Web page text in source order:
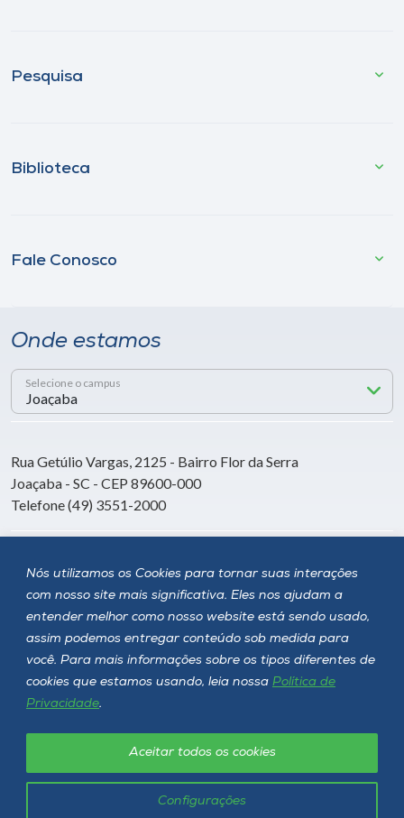
Nós utilizamos os Cookies para tornar suas interações
com nosso site mais significativa. Eles nos ajudam a
entender melhor como nosso website está sendo usado,
assim podemos entregar conteúdo sob medida para
você. Para mais informações sobre os tipos diferentes de
cookies que estamos usando, leia nossa Política de
Privacidade.
Configurações
Aceitar todos os cookies
Pesquisa
Biblioteca
Fale Conosco
Onde estamos
Selecione o campus
Rua Getúlio Vargas, 2125 - Bairro Flor da Serra
Joaçaba - SC - CEP 89600-000
Telefone (49) 3551-2000
Siga a Unoesc
Unoesc © 2026 - Todos os direitos reservados
Política de privacidade LGPD